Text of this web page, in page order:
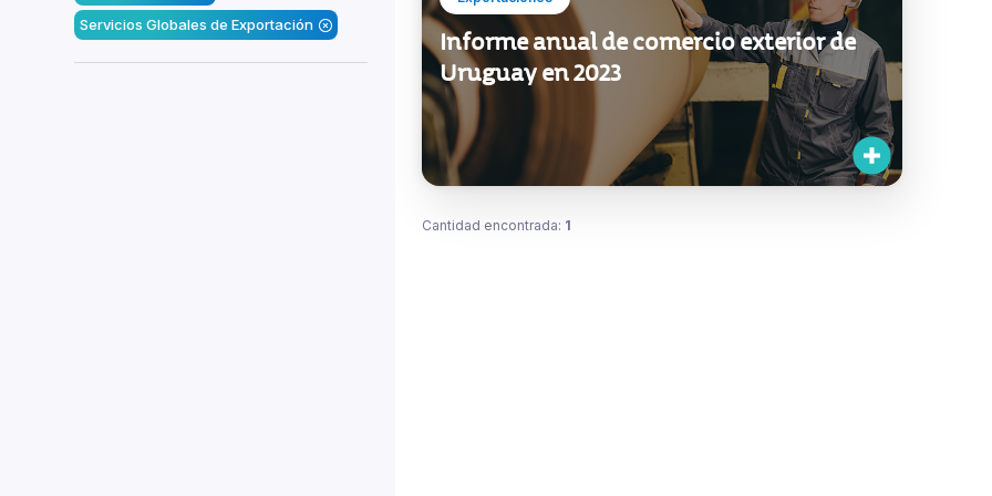
Servicios Globales de Exportación
Informe anual de comercio exterior de
Uruguay en 2023
Cantidad encontrada: 1